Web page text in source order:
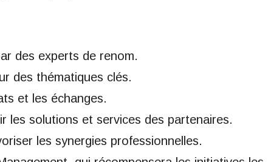
des experts de renom.
des thématiques clés.
et les échanges.
les solutions et services des partenaires.
les synergies professionnelles.